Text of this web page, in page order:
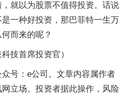
就以为股票不值得投资。话说
一种好投资，那巴菲特一生万
而来的呢？
技首席投资官）
号：e公司。文章内容属作者
立场。投资者据此操作，风险